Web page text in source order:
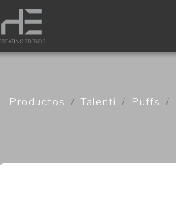
Productos Talenti Puffs